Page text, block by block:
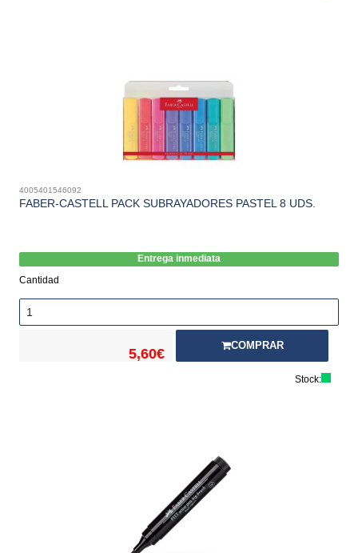
4005401546092
FABER-CASTELL PACK SUBRAYADORES PASTEL 8 UDS.
Entrega inmediata
Cantidad
5,60€
COMPRAR
Stock: